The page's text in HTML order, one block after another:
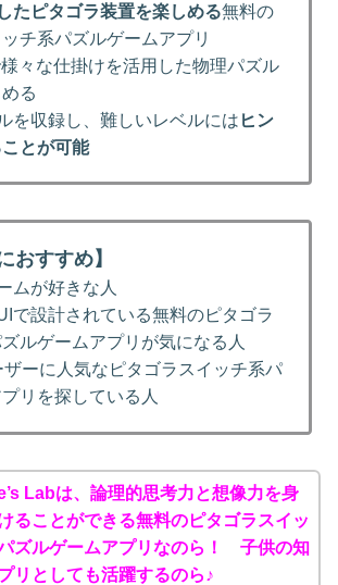
たピタゴラ装置を楽しめる無料の
チ系パズルゲームアプリ
々な仕掛けを活用した物理パズル
る
を収録し、難しいレベルには ヒン
ことが可能
おすすめ】
ムが好きな人
で設計されている無料のピタゴラ
ルゲームアプリが気になる人
ーに人気なピタゴラスイッチ系パ
リを探している人
Labは、論理的思考力と想像力を身
ることができる無料のピタゴラスイッ
ズルゲームアプリなのら！ 子供の知
リとしても活躍するのら♪